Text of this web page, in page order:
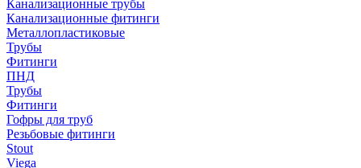
Канализационные трубы
Канализационные фитинги
Металлопластиковые
Трубы
Фитинги
ПНД
Трубы
Фитинги
Гофры для труб
Резьбовые фитинги
Stout
Viega